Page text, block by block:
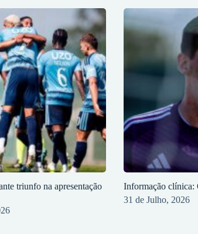
triunfo na apresentação
Informação clínica:
31 de Julho, 2026